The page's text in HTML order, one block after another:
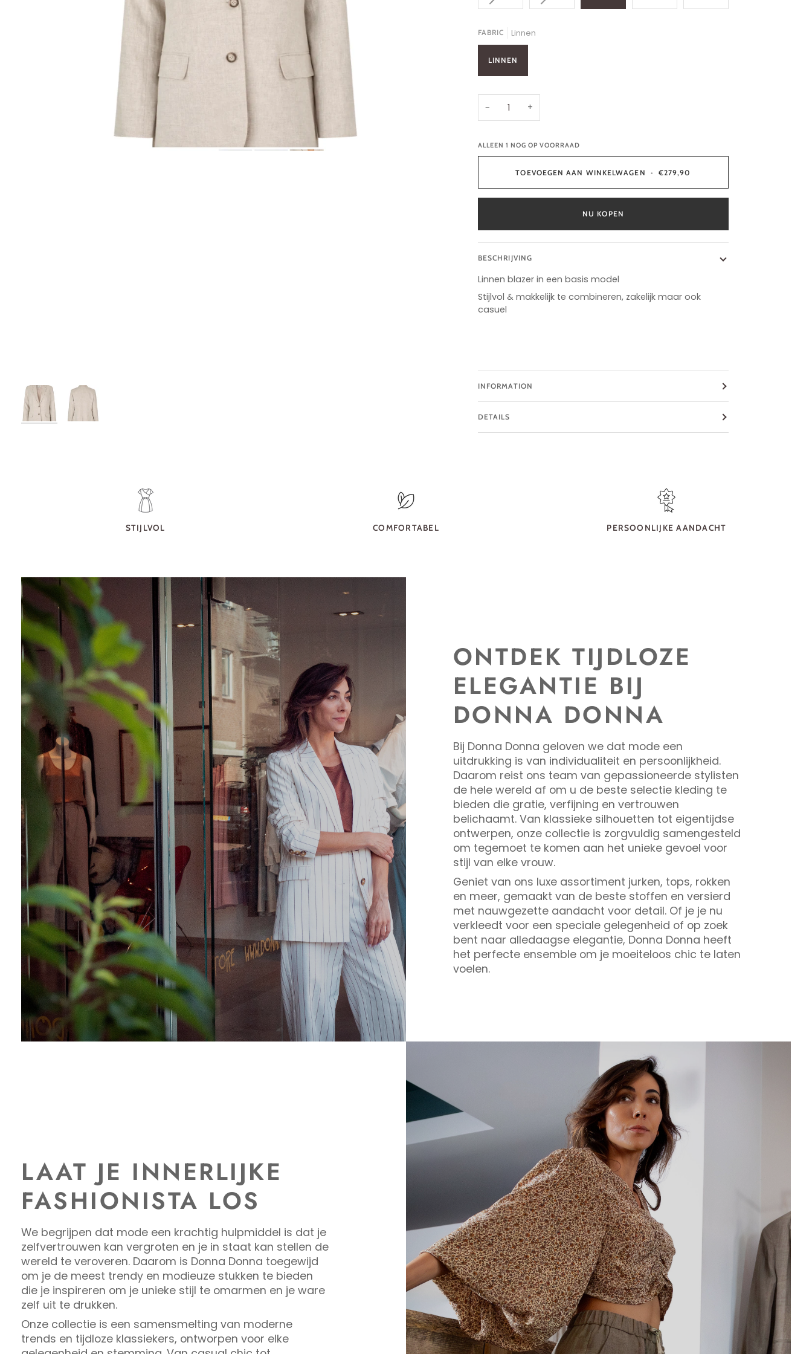
FABRIC Linnen
LINNEN
− +
ALLEEN 1 NOG OP VOORRAAD
TOEVOEGEN AAN WINKELWAGEN • €279,90
NU KOPEN
BESCHRIJVING
Linnen blazer in een basis model
Stijlvol & makkelijk te combineren, zakelijk maar ook
casuel
INFORMATION
DETAILS
STIJLVOL COMFORTABEL PERSOONLIJKE AANDACHT
ONTDEK TIJDLOZE
ELEGANTIE BIJ
DONNA DONNA
Bij Donna Donna geloven we dat mode een
uitdrukking is van individualiteit en persoonlijkheid.
Daarom reist ons team van gepassioneerde stylisten
de hele wereld af om u de beste selectie kleding te
bieden die gratie, verfijning en vertrouwen
belichaamt. Van klassieke silhouetten tot eigentijdse
ontwerpen, onze collectie is zorgvuldig samengesteld
om tegemoet te komen aan het unieke gevoel voor
stijl van elke vrouw.
Geniet van ons luxe assortiment jurken, tops, rokken
en meer, gemaakt van de beste stoffen en versierd
met nauwgezette aandacht voor detail. Of je je nu
verkleedt voor een speciale gelegenheid of op zoek
bent naar alledaagse elegantie, Donna Donna heeft
het perfecte ensemble om je moeiteloos chic te laten
voelen.
LAAT JE INNERLIJKE
FASHIONISTA LOS
We begrijpen dat mode een krachtig hulpmiddel is dat je
zelfvertrouwen kan vergroten en je in staat kan stellen de
wereld te veroveren. Daarom is Donna Donna toegewijd
om je de meest trendy en modieuze stukken te bieden
die je inspireren om je unieke stijl te omarmen en je ware
zelf uit te drukken.
Onze collectie is een samensmelting van moderne
trends en tijdloze klassiekers, ontworpen voor elke